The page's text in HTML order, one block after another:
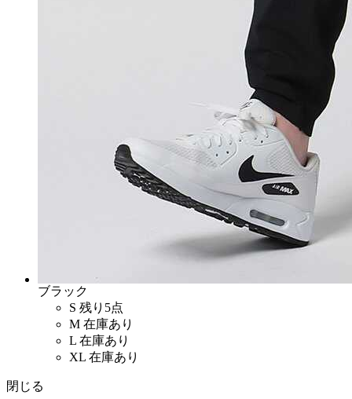
ブラック
S 残り5点
M 在庫あり
L 在庫あり
XL 在庫あり
閉じる